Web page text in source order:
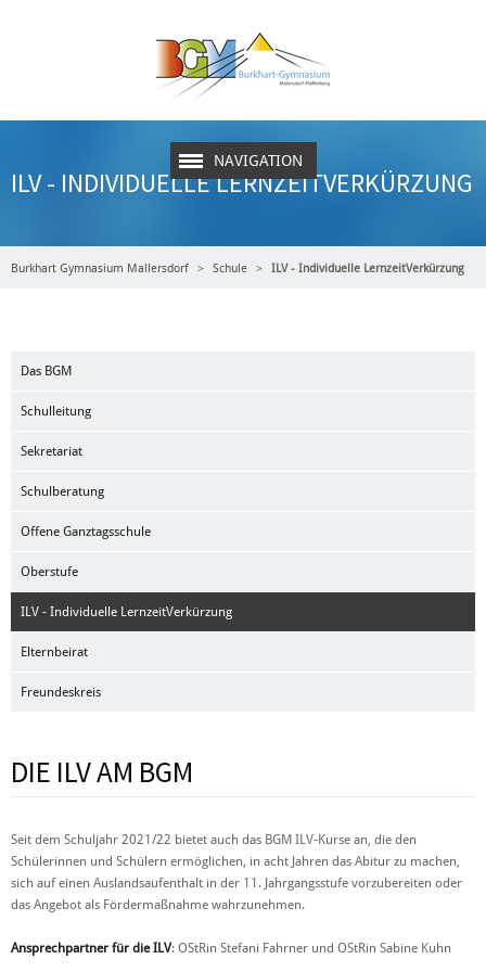
NAVIGATION
ILV - INDIVIDUELLE LERNZEITVERKÜRZUNG
Burkhart Gymnasium Mallersdorf Schule ILV - Individuelle LernzeitVerkürzung
Das BGM
Schulleitung
Sekretariat
Schulberatung
Offene Ganztagsschule
Oberstufe
ILV - Individuelle LernzeitVerkürzung
Elternbeirat
Freundeskreis
DIE ILV AM BGM
Seit dem Schuljahr 2021/22 bietet auch das BGM ILV-Kurse an, die den
Schülerinnen und Schülern ermöglichen, in acht Jahren das Abitur zu machen,
sich auf einen Auslandsaufenthalt in der 11. Jahrgangsstufe vorzubereiten oder
das Angebot als Fördermaßnahme wahrzunehmen.
Ansprechpartner für die ILV: OStRin Stefani Fahrner und OStRin Sabine Kuhn